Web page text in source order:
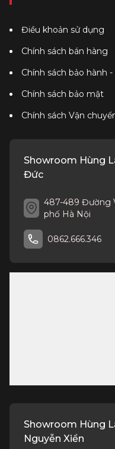
Điều khoản sử dụng
Chính sách bán hàng
Chính sách bảo hành
Chính sách bảo mật
Chính sách Vận
Showroom Hùng
Đức
487-489 Đường
phố Hà Nội
0862.666.346
Showroom Hùng
Nguyễn Xiển